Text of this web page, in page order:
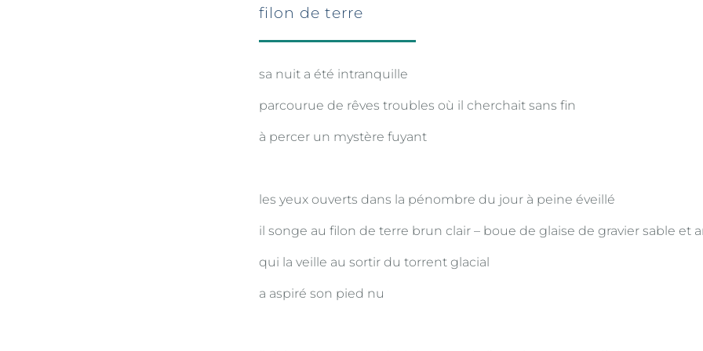
filon de terre
sa nuit a été intranquille
parcourue de rêves troubles où il cherchait sans fin
à percer un mystère fuyant
les yeux ouverts dans la pénombre du jour à peine éveillé
il songe au filon de terre brun clair – boue de glaise de gravier sable et
qui la veille au sortir du torrent glacial
a aspiré son pied nu